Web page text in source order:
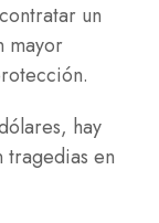
un
mayor
hay
en